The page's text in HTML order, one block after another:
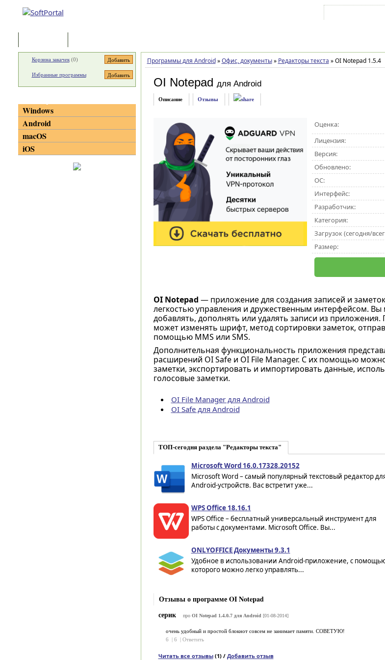
Программы для Android » Офис, документы » Редакторы текста »OI Notepad 1.5.4
OI Notepad для Android
Описание Отзывы
Оценка:
Лицензия:
Версия:
Обновлено:
ОС:
Интерфейс:
Разработчик:
Категория:
Загрузок (сегодня/
Размер:
OI Notepad — приложение для создания записей и
легкостью управления и дружественным интерфейсом. Вы
добавлять, дополнять или удалять записи из приложения.
может изменять шрифт, метод сортировки заметок,
помощью MMS или SMS.
Дополнительная функциональность приложения
расширений OI Safe и OI File Manager. С их помощью
заметки, экспортировать и импортировать данные,
голосовые заметки.
OI File Manager для Android
OI Safe для Android
ТОП-сегодня раздела "Редакторы текста"
Microsoft Word 16.0.17328.20152
Microsoft Word – самый популярный текстовый редактор
Android-устройств. Вас встретит уже...
WPS Office 18.16.1
WPS Office – бесплатный универсальный инструмент для
работы с документами. Microsoft Office. Вы...
ONLYOFFICE Документы 9.3.1
Удобное в использовании Android-приложение, с
которого можно легко управлять...
Отзывы о программе OI Notepad
серик
про OI Notepad 1.4.0.7 для Android [01-08-2014]
очень удобный и простой блокнот совсем не занимает памяти. СОВЕТУЮ!
6
| 6 | Ответить
Читать все отзывы(1) / Добавить отзыв
Корзина закачек(0)
Избранные программы
Windows
Android
macOS
iOS